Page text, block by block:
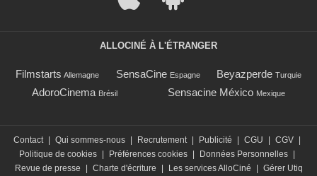
ALLOCINÉ À L'ÉTRANGER
Filmstarts Allemagne SensaCine Espagne Beyazperde Turquie
AdoroCinema Brésil Sensacine México Mexique
Contact Qui sommes-nous Recrutement Publicité CGU CGV
Politique de cookies
Préférences cookies Données Personnelles
Revue de presse
Charte d'écriture Les services AlloCiné Gérer Utiq